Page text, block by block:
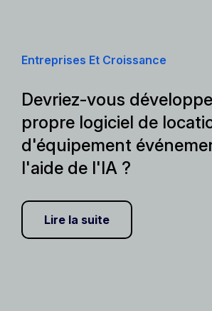
Entreprises Et Croissance
Devriez-vous
propre logiciel de
d'équipement
l'aide de l'IA ?
Lire la suite